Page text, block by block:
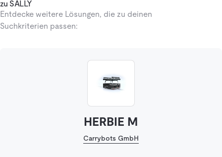
zu SALLY
Entdecke weitere Lösungen, die zu deinen
Suchkriterien passen:
HERBIE M
Carrybots GmbH